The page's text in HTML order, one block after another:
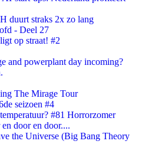
duurt straks 2x zo lang
- Deel 27
op straat! #2
and powerplant day incoming?
The Mirage Tour
seizoen #4
#81 Horrorzomer
door en door....
the Universe (Big Bang Theory